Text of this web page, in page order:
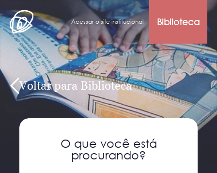
Acessar o site institucional Biblioteca
Voltar para Biblioteca
O que você está
procurando?